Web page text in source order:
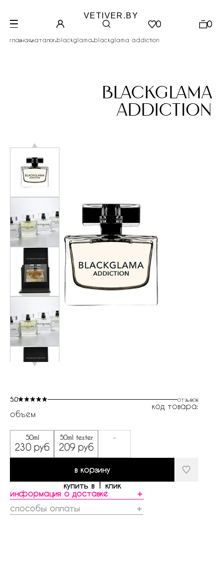
VETIVER.BY
0 0
главная.каталог.blackglama.blackglama addiction
blackglama
addiction
5.0 отзывов
код товара:
объем
50ml
230 руб
50ml tester
209 руб
-
в корзину
купить в 1 клик
информация о доставке
＋
способы оплаты
＋